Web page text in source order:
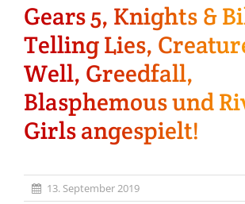
Unterstützt Hooked!
Exklusiv für Supporter*innen
Impressum
Discord
Gears 5, Knights &
Telling Lies,
Well, Greedfall,
Blasphemous und
Girls angespielt!
13. September 2019